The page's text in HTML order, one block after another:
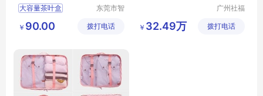
大容量茶叶盒
多功能茶叶盒
东莞市智
限公司
￥ 90.00 拨打电话
广州社福
械有限公
￥ 32.49万 拨打电话